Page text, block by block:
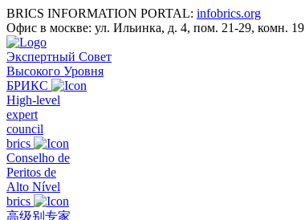
BRICS INFORMATION PORTAL: infobrics.org
Офис в москве: ул. Ильинка, д. 4, пом. 21-29, комн. 19
Экспертный Совет
Высокого Уровня
БРИКС
High-level
expert
council
brics
Conselho de
Peritos de
Alto Nível
brics
高级别专家